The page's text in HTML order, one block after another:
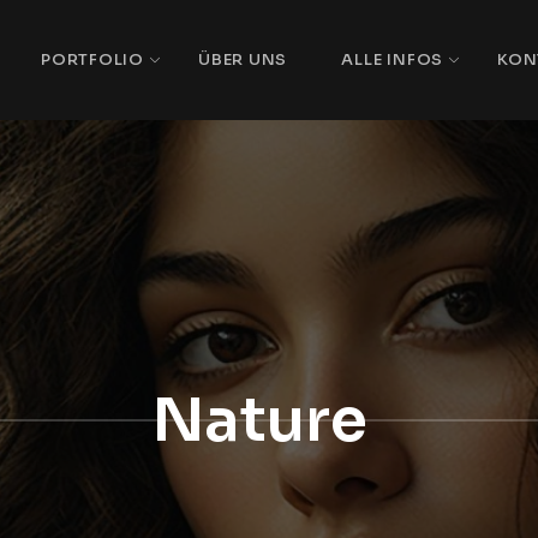
PORTFOLIO ÜBER UNS ALLE INFOS
Nature